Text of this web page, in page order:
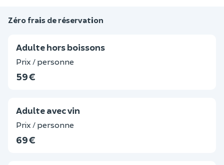
Zéro frais de réservation
Adulte hors boissons
Prix / personne
59 €
Adulte avec vin
Prix / personne
69 €